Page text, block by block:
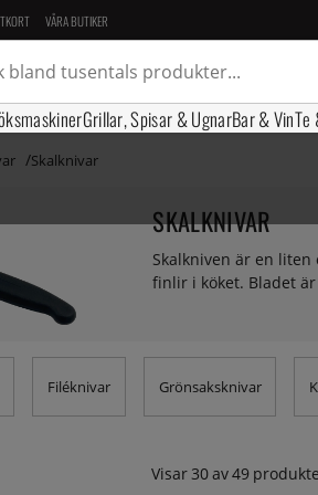
VÅRA BUTIKER
Grillar, Spisar & UgnarBar & VinTe
Skalknivar
SKALKNIVAR
Skalkniven är en
finlir i köket. Bladet
Filéknivar Grönsaksknivar
Visar 30av49